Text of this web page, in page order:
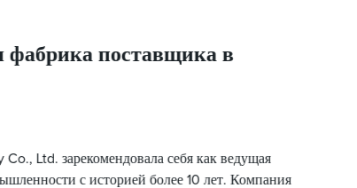
фабрика поставщика в
Ltd. зарекомендовала себя как ведущая
с историей более 10 лет. Компания